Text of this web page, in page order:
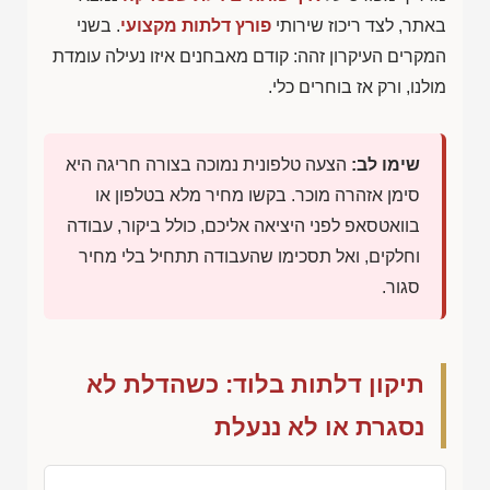
באתר, לצד ריכוז שירותי פורץ דלתות מקצועי. בשני
המקרים העיקרון זהה: קודם מאבחנים איזו נעילה עומדת
מולנו, ורק אז בוחרים כלי.
שימו לב: הצעה טלפונית נמוכה בצורה חריגה היא
סימן אזהרה מוכר. בקשו מחיר מלא בטלפון או
בוואטסאפ לפני היציאה אליכם, כולל ביקור, עבודה
וחלקים, ואל תסכימו שהעבודה תתחיל בלי מחיר
סגור.
תיקון דלתות בלוד: כשהדלת לא
נסגרת או לא ננעלת